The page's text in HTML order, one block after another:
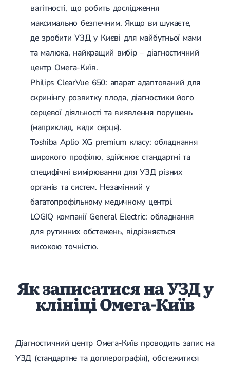
вагітності, що робить дослідження
максимально безпечним. Якщо ви шукаєте,
де зробити УЗД у Києві для майбутньої мами
та малюка, найкращий вибір – діагностичний
центр Омега-Київ.
Philips ClearVue 650: апарат адаптований для
скринінгу розвитку плода, діагностики його
серцевої діяльності та виявлення порушень
(наприклад, вади серця).
Toshiba Aplio XG premium класу: обладнання
широкого профілю, здійснює стандартні та
специфічні вимірювання для УЗД різних
органів та систем. Незамінний у
багатопрофільному медичному центрі.
LOGIQ компанії General Electric: обладнання
для рутинних обстежень, відрізняється
високою точністю.
Як записатися на УЗД у
клініці Омега-Київ
Діагностичний центр Омега-Київ проводить запис на
УЗД (стандартне та доплерографія), обстежитися